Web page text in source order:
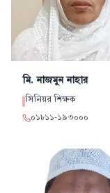
মি. নাজমুননাহার
সিনিয়র শিক্ষক
০১৮১১-১৯৩০০০